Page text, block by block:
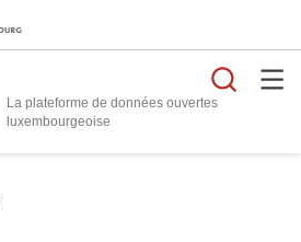
La plateforme de données ouvertes